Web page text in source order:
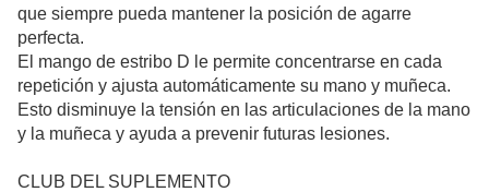
que siempre pueda mantener la posición de agarre
perfecta.
El mango de estribo D le permite concentrarse en cada
repetición y ajusta automáticamente su mano y muñeca.
Esto disminuye la tensión en las articulaciones de la mano
y la muñeca y ayuda a prevenir futuras lesiones.
CLUB DEL SUPLEMENTO